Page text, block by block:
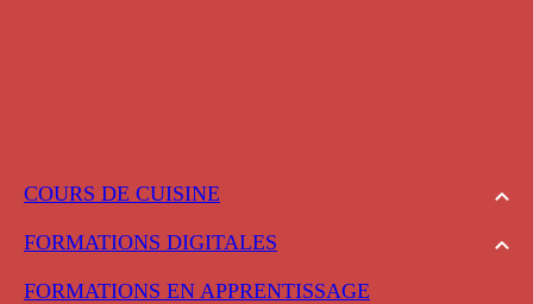
COURS DE CUISINE
FORMATIONS DIGITALES
FORMATIONS EN APPRENTISSAGE